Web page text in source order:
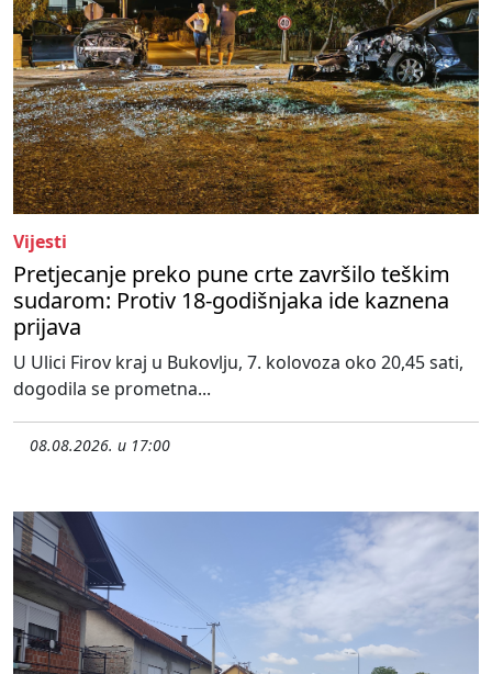
Vijesti
Pretjecanje preko pune crte završilo teškim
sudarom: Protiv 18-godišnjaka ide kaznena
prijava
U Ulici Firov kraj u Bukovlju, 7. kolovoza oko 20,45 sati,
dogodila se prometna...
08.08.2026. u 17:00